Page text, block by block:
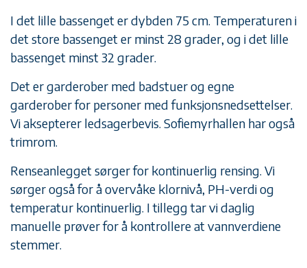
I det lille bassenget er dybden 75 cm. Temperaturen i
det store bassenget er minst 28 grader, og i det lille
bassenget minst 32 grader.
Det er garderober med badstuer og egne
garderober for personer med funksjonsnedsettelser.
Vi aksepterer ledsagerbevis. Sofiemyrhallen har også
trimrom.
Renseanlegget sørger for kontinuerlig rensing. Vi
sørger også for å overvåke klornivå, PH-verdi og
temperatur kontinuerlig. I tillegg tar vi daglig
manuelle prøver for å kontrollere at vannverdiene
stemmer.